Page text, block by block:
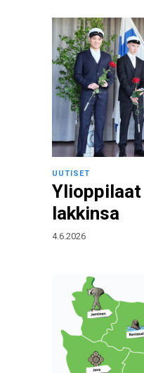
UUTISET
lakkinsa
4.6.2026